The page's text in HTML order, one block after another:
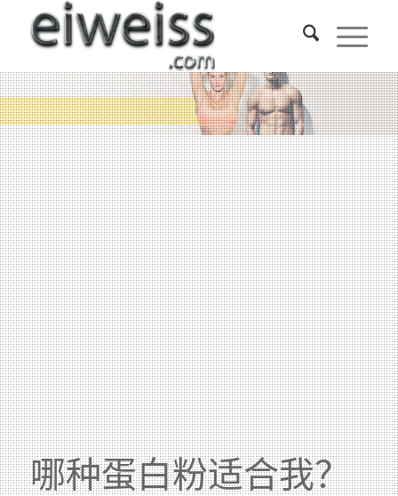
哪种蛋白粉适合我？